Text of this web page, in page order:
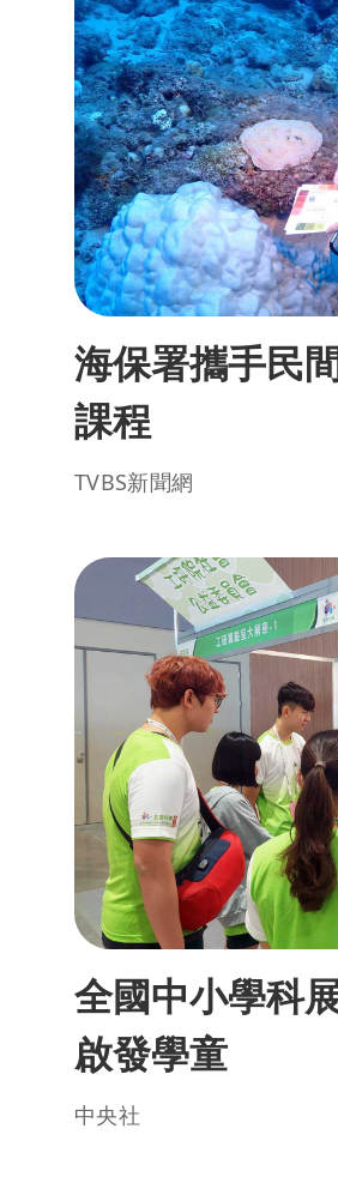
海保署攜手民
課程
TVBS新聞網
全國中小學科
啟發學童
中央社